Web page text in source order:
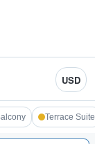
USD
Terrace Suite